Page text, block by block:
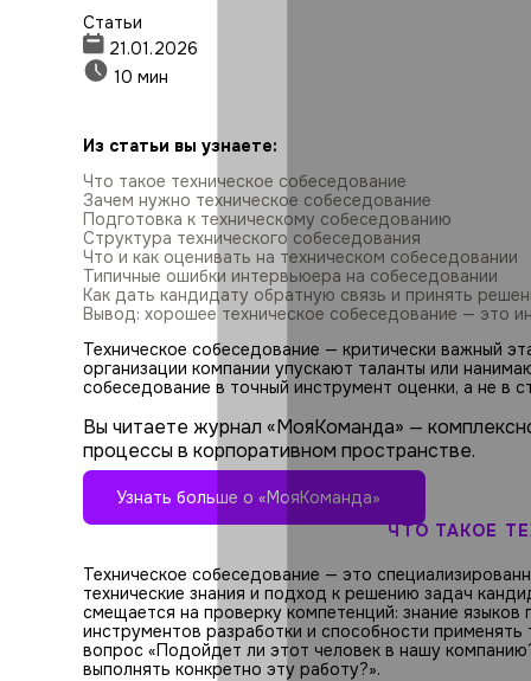
Статьи
21.01.2026
10 мин
Из статьи вы узнаете:
Что такое техническое собеседование
Зачем нужно техническое собеседование
Подготовка к техническому собеседованию
Структура технического собеседования
Что и как оценивать на техническом собеседовании
Типичные ошибки интервьюера на собеседовании
Как дать кандидату обратную связь и принять
Вывод: хорошее техническое собеседование — это
Техническое собеседование — критически важный
организации компании упускают таланты или
собеседование в точный инструмент оценки, а не в
Вы читаете журнал «МояКоманда» —
процессы в корпоративном пространстве.
Узнать больше о «МояКоманда»
ЧТО ТАКОЕ
Техническое собеседование — это
технические знания и подход к решению задач
смещается на проверку компетенций: знание
инструментов разработки и способности
вопрос «Подойдет ли этот человек в нашу
выполнять конкретно эту работу?».